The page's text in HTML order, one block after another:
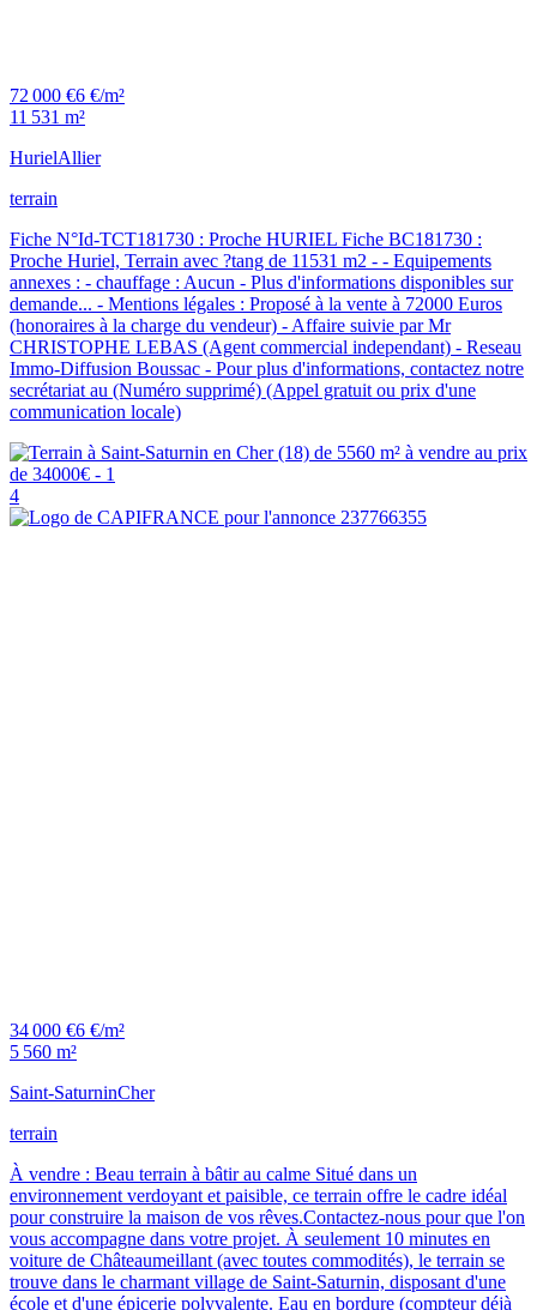
72 000 €6 €/m²
11 531 m²
HurielAllier
terrain
Fiche N°Id-TCT181730 : Proche HURIEL Fiche BC181730 :
Proche Huriel, Terrain avec ?tang de 11531 m2 - - Equipements
annexes : - chauffage : Aucun - Plus d'informations disponibles sur
demande... - Mentions légales : Proposé à la vente à 72000 Euros
(honoraires à la charge du vendeur) - Affaire suivie par Mr
CHRISTOPHE LEBAS (Agent commercial independant) - Reseau
Immo-Diffusion Boussac - Pour plus d'informations, contactez notre
secrétariat au (Numéro supprimé) (Appel gratuit ou prix d'une
communication locale)
4
34 000 €6 €/m²
5 560 m²
Saint-SaturninCher
terrain
À vendre : Beau terrain à bâtir au calme Situé dans un
environnement verdoyant et paisible, ce terrain offre le cadre idéal
pour construire la maison de vos rêves.Contactez-nous pour que l'on
vous accompagne dans votre projet. À seulement 10 minutes en
voiture de Châteaumeillant (avec toutes commodités), le terrain se
trouve dans le charmant village de Saint-Saturnin, disposant d'une
école et d'une épicerie polyvalente. Eau en bordure (compteur déjà